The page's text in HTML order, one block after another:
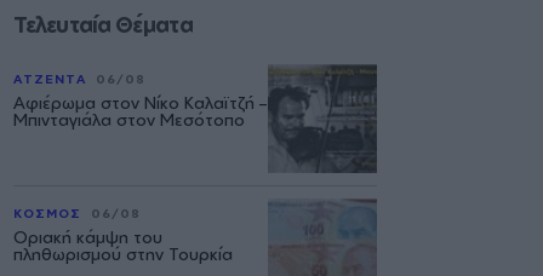
Τελευταία Θέματα
ΑΤΖΕΝΤΑ 06/08
Αφιέρωμα στον Νίκο Καλαϊτζή –
Μπινταγιάλα στον Μεσότοπο
ΚΟΣΜΟΣ 06/08
Οριακή κάμψη του
πληθωρισμού στην Τουρκία